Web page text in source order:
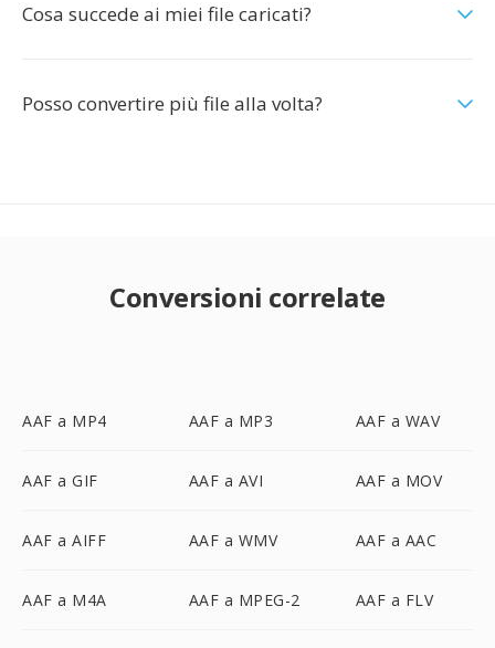
Cosa succede ai miei file caricati?
Posso convertire più file alla volta?
Conversioni correlate
AAF a MP4 AAF a MP3 AAF a WAV
AAF a GIF AAF a AVI AAF a MOV
AAF a AIFF AAF a WMV AAF a AAC
AAF a M4A AAF a MPEG-2 AAF a FLV